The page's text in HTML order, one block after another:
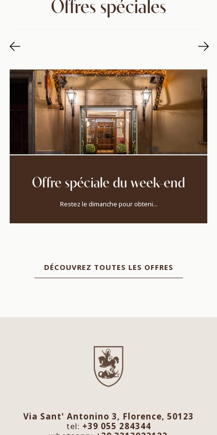
Offre spéciale du week-end
Restez le dimanche pour obteni...
DÉCOUVREZ TOUTES LES OFFRES
Via Sant' Antonino 3, Florence, 50123
tel: +39 055 284344